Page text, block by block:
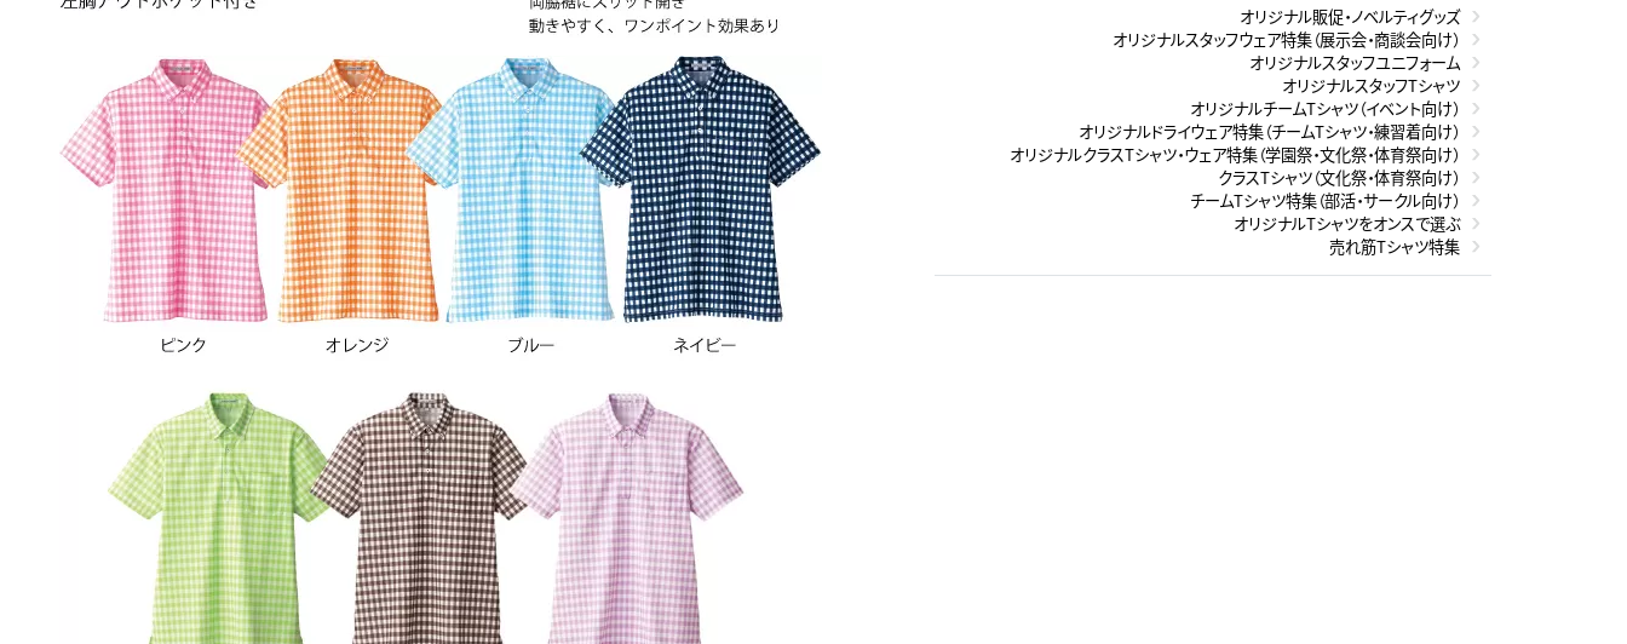
オリジナル販促・ノベルティグッズ
オリジナルスタッフウェア特集（展示会・商談会向け）
オリジナルスタッフユニフォーム
オリジナルスタッフTシャツ
オリジナルチームTシャツ（イベント向け）
オリジナルドライウェア特集（チームTシャツ・練習着向け）
オリジナルクラスTシャツ・ウェア特集（学園祭・文化祭・体育祭向け）
クラスTシャツ（文化祭・体育祭向け）
チームTシャツ特集（部活・サークル向け）
オリジナルTシャツをオンスで選ぶ
売れ筋Tシャツ特集